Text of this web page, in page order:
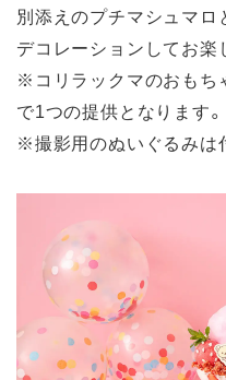
別添えのプチマシュマ
デコレーションしてお楽
※コリラックマのおもち
で1つの提供となります。
※撮影用のぬいぐるみは